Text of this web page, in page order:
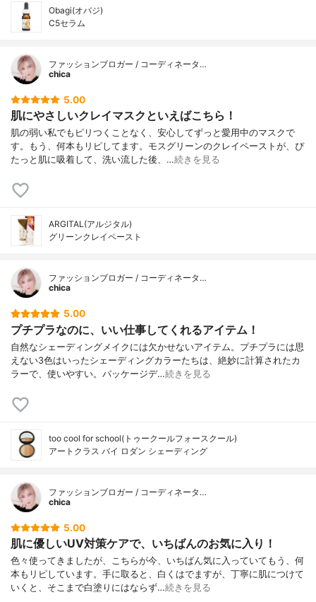
Obagi(オバジ)
C5セラム
ファッションブロガー / コーディネータ…
chica
5.00
肌にやさしいクレイマスクといえばこちら！
肌の弱い私でもピリつくことなく、安心してずっと愛用中のマスクで
す。もう、何本もリピしてます。モスグリーンのクレイペーストが、ぴ
たっと肌に吸着して、洗い流した後、…続きを見る
ARGITAL(アルジタル)
グリーンクレイペースト
ファッションブロガー / コーディネータ…
chica
5.00
プチプラなのに、いい仕事してくれるアイテム！
自然なシェーディングメイクには欠かせないアイテム。プチプラには思
えない3色はいったシェーディングカラーたちは、絶妙に計算されたカ
ラーで、使いやすい。パッケージデ…続きを見る
too cool for school(トゥークールフォースクール)
アートクラス バイ ロダン シェーディング
ファッションブロガー / コーディネータ…
chica
5.00
肌に優しいUV対策ケアで、いちばんのお気に入り！
色々使ってきましたが、こちらが今、いちばん気に入っていてもう、何
本もリピしています。手に取ると、白くはでますが、丁寧に肌につけて
いくと、そこまで白塗りにはならず…続きを見る